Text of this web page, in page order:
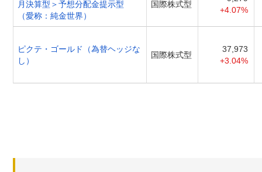
月決算型＞予想分配金提示型
（愛称：純金世界）
国際株式型
+4.07%
ピクテ・ゴールド（為替ヘッジな
し）
国際株式型
37,973
+3.04%